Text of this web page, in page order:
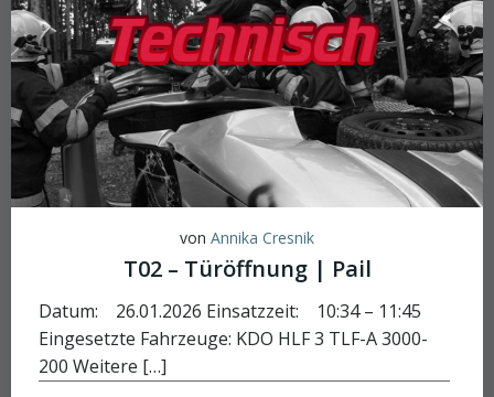
von Annika Cresnik
T02 – Türöffnung | Pail
Datum: 26.01.2026 Einsatzzeit: 10:34 – 11:45
Eingesetzte Fahrzeuge: KDO HLF 3 TLF-A 3000-
200 Weitere […]